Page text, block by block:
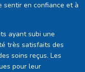
sentir en confiance et à
ayant subi une
très satisfaits des
soins reçus. Les
pour leur